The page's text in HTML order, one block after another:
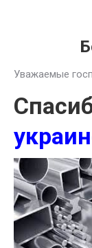
Уважаемые